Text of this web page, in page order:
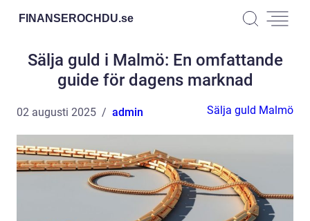
FINANSEROCHDU.se
Sälja guld i Malmö: En omfattande
guide för dagens marknad
02 augusti 2025 admin Sälja guld Malmö